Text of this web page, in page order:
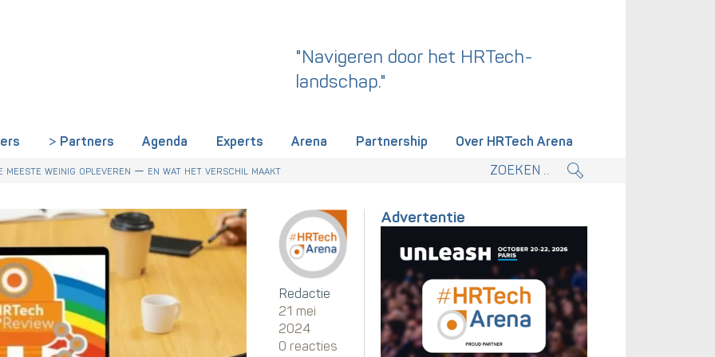
"Navigeren door het HRTech-
landschap."
Partners Agenda Experts Arena Partnership
Over HRTech Arena
kabinet. Skills-gerichte arbeidsmarkt onderdeel actieplan.
een gemeenschappelijke skillstaal nodig heeft
dit een wake-up call is voor HR in Nederland
meeste weinig opleveren — en wat het verschil maakt
Redactie
21 mei
2024
0 reacties
Advertentie